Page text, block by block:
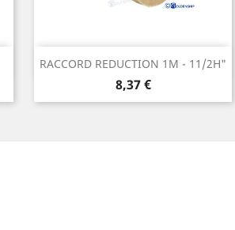
RACCORD REDUCTION 1M - 11/2H"
Prix
8,37 €
Aperçu rapide